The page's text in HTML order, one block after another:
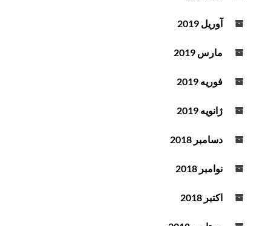
آوریل 2019
مارس 2019
فوریه 2019
ژانویه 2019
دسامبر 2018
نوامبر 2018
اکتبر 2018